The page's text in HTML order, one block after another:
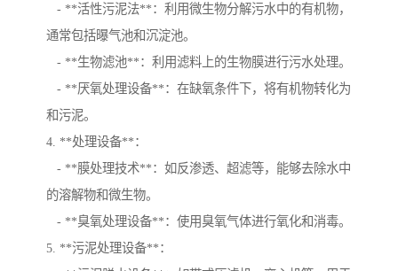
- **活性污泥法**：利用微生物分解污水中的有机物，
通常包括曝气池和沉淀池。
- **生物滤池**：利用滤料上的生物膜进行污水处理。
- **厌氧处理设备**：在缺氧条件下，将有机物转化为
和污泥。
4. **处理设备**：
- **膜处理技术**：如反渗透、超滤等，能够去除水中
的溶解物和微生物。
- **臭氧处理设备**：使用臭氧气体进行氧化和消毒。
5. **污泥处理设备**：